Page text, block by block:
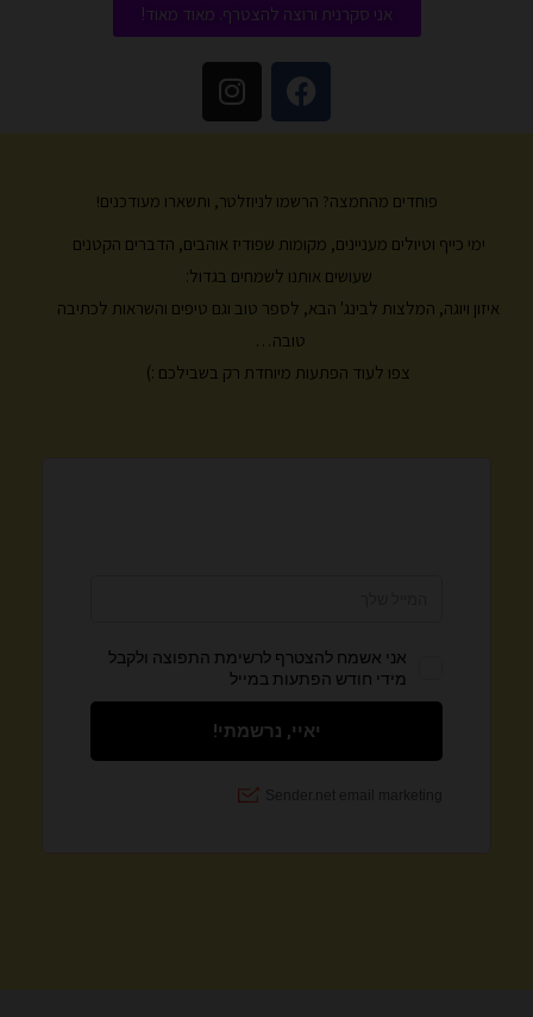
אני סקרנית ורוצה להצטרף. מאוד מאוד!
F
a
c
b
o
k
I
n
s
a
r
a
m
פוחדים מהחמצה? הרשמו לניוזלטר, ותשארו מעודכנים!
ימי כייף וטיולים מעניינים, מקומות שפודיז אוהבים, הדברים הקטנים
שעושים אותנו לשמחים בגדול:
איזון ויוגה, המלצות לבינג' הבא, לספר טוב וגם טיפים והשראות לכתיבה
טובה…
צפו לעוד הפתעות מיוחדת רק בשבילכם :)